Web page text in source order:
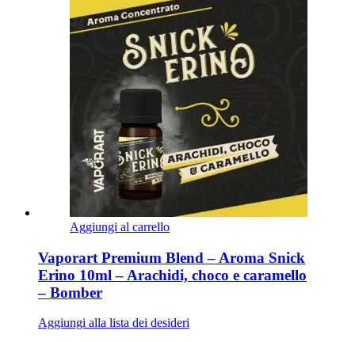
Aggiungi al carrello
Vaporart Premium Blend – Aroma Snick
Erino 10ml – Arachidi, choco e caramello
– Bomber
Aggiungi alla lista dei desideri